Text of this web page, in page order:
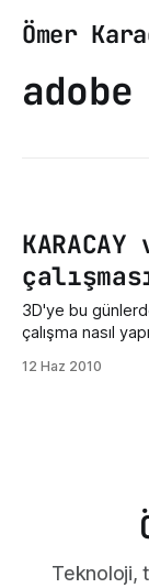
Ömer
3D'ye bu
çalışma nasıl
Xara3D
12 Haz 2010
Teknoloji,